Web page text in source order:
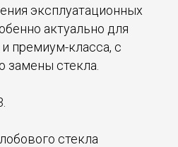
эксплуатационных
актуально для
премиум-класса, с
стекла.
стекла